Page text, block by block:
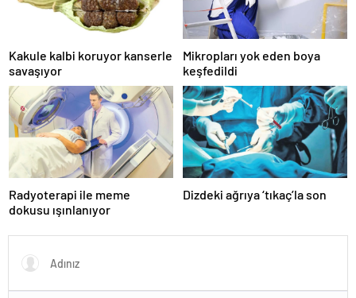
Kakule kalbi koruyor kanserle
savaşıyor
Mikropları yok eden boya
keşfedildi
Radyoterapi ile meme
dokusu ışınlanıyor
Dizdeki ağrıya ‘tıkaç’la son